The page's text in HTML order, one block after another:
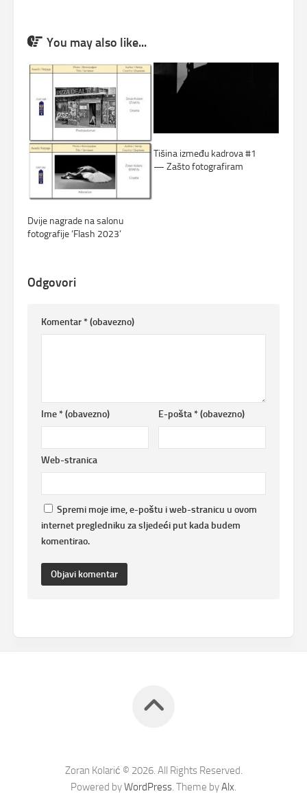
You may also like...
Dvije nagrade na salonu
fotografije ‘Flash 2023’
Tišina između kadrova #1
— Zašto fotografiram
Odgovori
Komentar* (obavezno)
Ime* (obavezno) E-pošta* (obavezno)
Web-stranica
Spremi moje ime, e-poštu i web-stranicu u ovom
internet pregledniku za sljedeći put kada budem
komentirao.
Zoran Kolarić © 2026. All Rights Reserved.
Powered byWordPress. Theme byAlx.